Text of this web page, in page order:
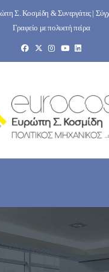
Σ. Κοσμίδη & Συνεργάτες |
Γραφείο με πολυετή πείρα